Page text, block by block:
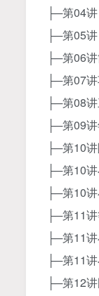
├─第04
├─第05
├─第06
├─第07
├─第08
├─第09
├─第10
├─第10
├─第10
├─第11
├─第11
├─第11
├─第12